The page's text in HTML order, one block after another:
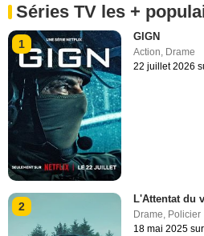
Séries TV les +
1
GIGN
Action Drame
22 juillet 2026
2
L'Attentat du
Drame, Policier
18 mai 2025